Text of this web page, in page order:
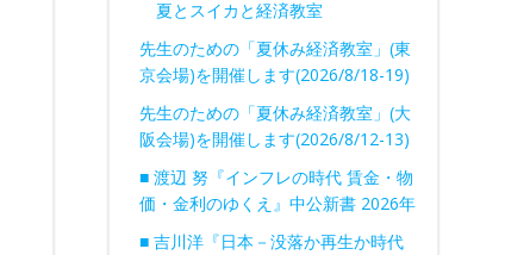
夏とスイカと経済教室
先生のための「夏休み経済教室」(東
京会場)を開催します(2026/8/18-19)
先生のための「夏休み経済教室」(大
阪会場)を開催します(2026/8/12-13)
■ 渡辺 努『インフレの時代 賃金・物
価・金利のゆくえ』中公新書 2026年
■ 吉川洋『日本－没落か再生か時代